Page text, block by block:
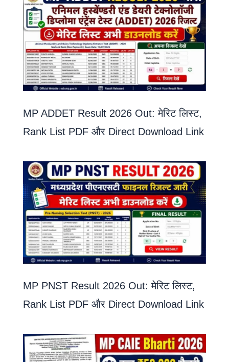
MP ADDET Result 2026 Out: मेरिट लिस्ट,
Rank List PDF और Direct Download Link
MP PNST Result 2026 Out: मेरिट लिस्ट,
Rank List PDF और Direct Download Link